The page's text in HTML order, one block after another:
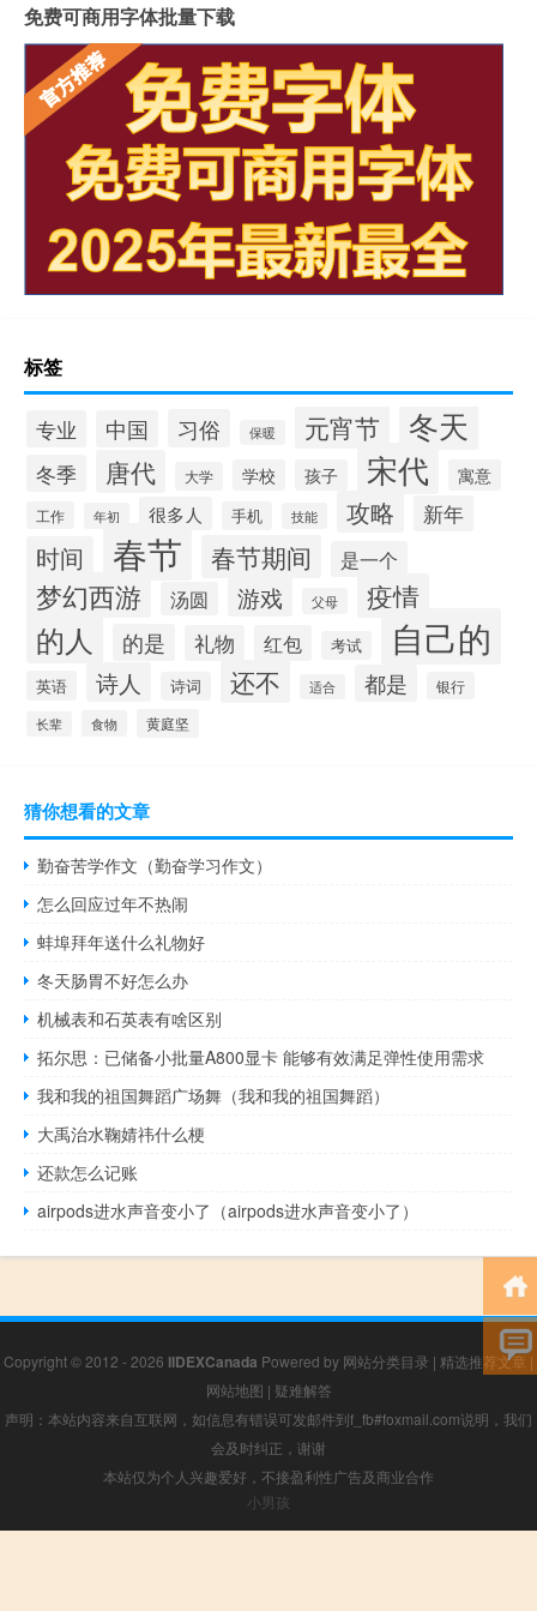
免费可商用字体批量下载
标签
专业 中国 习俗 保暖 元宵节 冬天
冬季 唐代 大学 学校 孩子 宋代 寓意
工作 年初 很多人 手机 技能 攻略 新年
时间 春节 春节期间 是一个
梦幻西游 汤圆 游戏 父母 疫情
的人 的是 礼物 红包 考试 自己的
英语 诗人 诗词 还不 适合 都是 银行
长辈 食物 黄庭坚
猜你想看的文章
勤奋苦学作文（勤奋学习作文）
怎么回应过年不热闹
蚌埠拜年送什么礼物好
冬天肠胃不好怎么办
机械表和石英表有啥区别
拓尔思：已储备小批量A800显卡 能够有效满足弹性使用需求
我和我的祖国舞蹈广场舞（我和我的祖国舞蹈）
大禹治水鞠婧祎什么梗
还款怎么记账
airpods进水声音变小了（airpods进水声音变小了）
Copyright © 2012 - 2026 IIDEXCanada Powered by 网站分类目录 | 精选推荐文章 |
网站地图 | 疑难解答
声明：本站内容来自互联网，如信息有错误可发邮件到f_fb#foxmail.com说明，我们
会及时纠正，谢谢
本站仅为个人兴趣爱好，不接盈利性广告及商业合作
小男孩